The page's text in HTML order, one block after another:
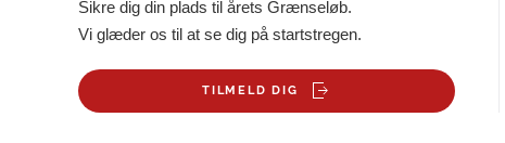
Sikre dig din plads til årets Grænseløb.
Vi glæder os til at se dig på startstregen.
TILMELD DIG